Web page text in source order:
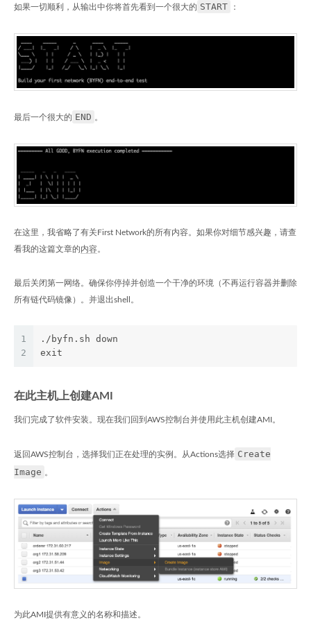
如果一切顺利，从输出中你将首先看到一个很大的 START ：
最后一个很大的 END 。
在这里，我省略了有关First Network的所有内容。如果你对细节感兴趣，请查
看我的这篇文章的内容。
最后关闭第一网络。确保你停掉并创造一个干净的环境（不再运行容器并删除
所有链代码镜像）。并退出shell。
1
2
./byfn.sh down
exit
在此主机上创建AMI
我们完成了软件安装。现在我们回到AWS控制台并使用此主机创建AMI。
返回AWS控制台，选择我们正在处理的实例。从Actions选择 Create
Image 。
为此AMI提供有意义的名称和描述。